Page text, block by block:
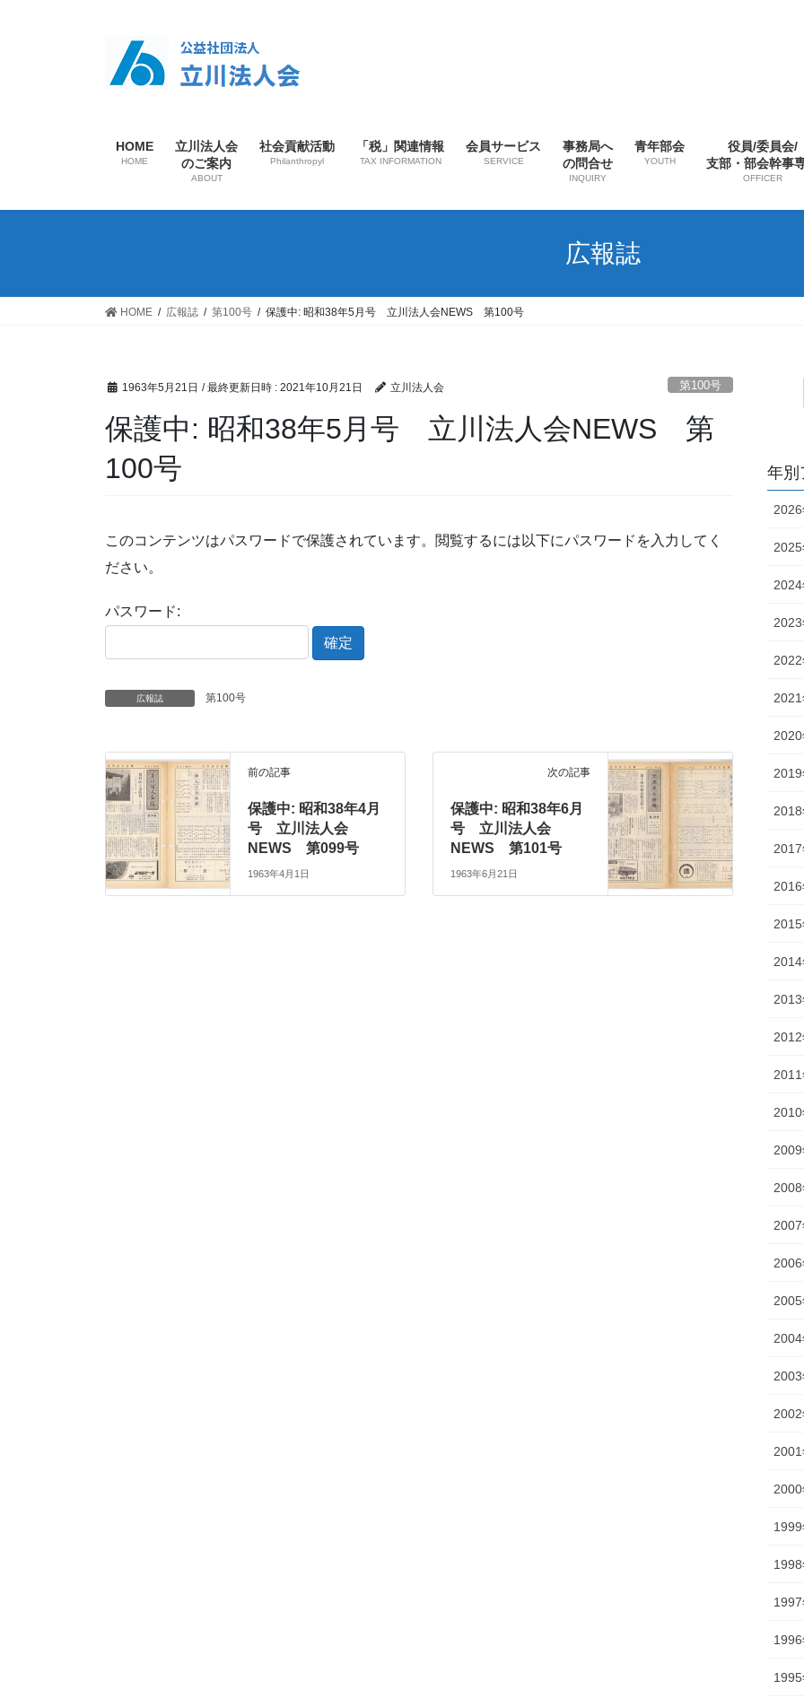
HOME
HOME
立川法人会
のご案内
ABOUT
社会貢献活動
Philanthropyl
「税」関連情報
TAX INFORMATION
会員サービス
SERVICE
事務局へ
の問合せ
INQUIRY
青年部会
YOUTH
役員/委員会/
支部・部会幹事
OFFICER
広報誌
HOME 広報誌 第100号 保護中: 昭和38年5月号 立川法人会NEWS 第100号
1963年5月21日 / 最終更新日時 : 2021年10月21日 立川法人会 第100号
保護中: 昭和38年5月号 立川法人会NEWS 第
100号
このコンテンツはパスワードで保護されています。閲覧するには以下にパスワードを入力してく
ださい。
パスワード:
広報誌 第100号
前の記事
保護中: 昭和38年4月
号 立川法人会
NEWS 第099号
1963年4月1日
次の記事
保護中: 昭和38年6月
号 立川法人会
NEWS 第101号
1963年6月21日
年別